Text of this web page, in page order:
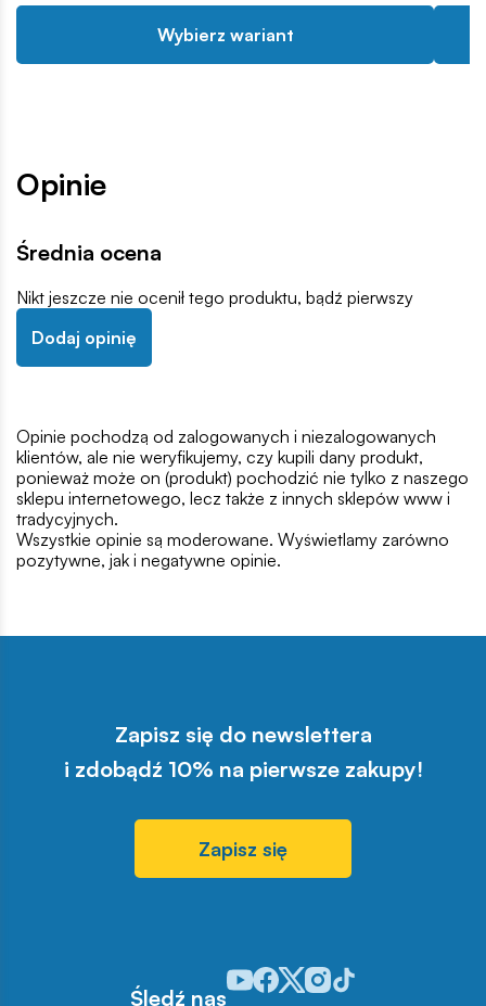
Wybierz wariant
Opinie
Średnia ocena
Nikt jeszcze nie ocenił tego produktu, bądź pierwszy
Dodaj opinię
Opinie pochodzą od zalogowanych i niezalogowanych
klientów, ale nie weryfikujemy, czy kupili dany produkt,
ponieważ może on (produkt) pochodzić nie tylko z naszego
sklepu internetowego, lecz także z innych sklepów www i
tradycyjnych.
Wszystkie opinie są moderowane. Wyświetlamy zarówno
pozytywne, jak i negatywne opinie.
Zapisz się do newslettera
i zdobądź 10% na pierwsze zakupy!
Zapisz się
Śledź nas
Odwiedź nasz profil w serwisie
Odwiedź nasz profil w serwisie
Odwiedź nasz profil w
Odwiedź nasz profil w
Odwiedź nasz profil